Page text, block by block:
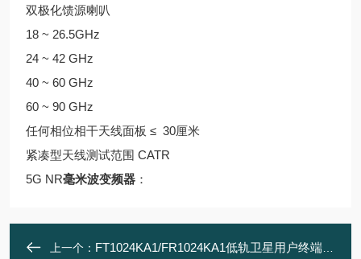
双极化馈源喇叭
18 ~ 26.5GHz
24 ~ 42 GHz
40 ~ 60 GHz
60 ~ 90 GHz
任何相位相干天线面板 ≤ 30厘米
紧凑型天线测试范围 CATR
5G NR毫米波变频器 ：
上一个： FT1024KA1/FR1024KA1低轨卫星用户终端毫米波天线模块